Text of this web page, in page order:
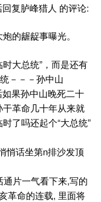
复胪峰猎人 的评论:
的龌龊事曝光。
大总统”，而是还有
－－－孙中山
果孙中山晚死二十
革命几十年从来就
了吗还起个“大总统”
悄话坐第n排沙发顶
通片一气看下来,写的
革命的连载, 里面将